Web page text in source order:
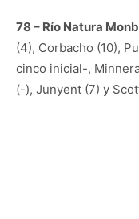
78 – Río Natura
(4), Corbacho (10),
cinco inicial-,
(-), Junyent (7) y